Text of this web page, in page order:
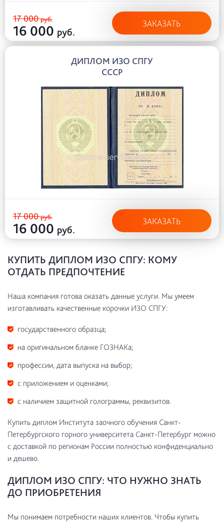
17 000руб.
16 000 руб.
ЗАКАЗАТЬ
ДИПЛОМ ИЗО СПГУ
СССР
17 000руб.
16 000 руб.
ЗАКАЗАТЬ
КУПИТЬ ДИПЛОМ ИЗО СПГУ: КОМУ
ОТДАТЬ ПРЕДПОЧТЕНИЕ
Наша компания готова оказать данные услуги. Мы умеем
изготавливать качественные корочки ИЗО СПГУ:
государственного образца;
на оригинальном бланке ГОЗНАКа;
профессии, дата выпуска на выбор;
с приложением и оценками;
с наличием защитной голограммы, реквизитов.
Купить диплом Института заочного обучения Санкт-
Петербургского горного университета Санкт-Петербург можно
с доставкой по регионам России полностью конфиденциально
и дешево.
ДИПЛОМ ИЗО СПГУ: ЧТО НУЖНО ЗНАТЬ
ДО ПРИОБРЕТЕНИЯ
Мы понимаем потребности наших клиентов. Чтобы купить